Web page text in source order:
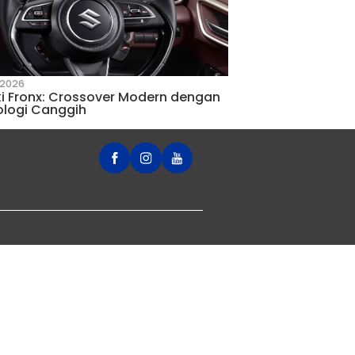
untuk
8 November 2021
Ini Dia Penyebab Mobil
Cara Mengatasinya